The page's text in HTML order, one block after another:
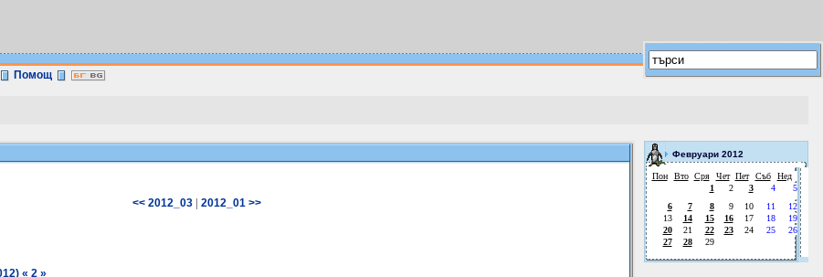
Помощ
<< 2012_03 | 2012_01 >>
« 2 »
Февруари 2012
Пон Вто Сря Чет Пет Съб
Нед
1
2 3 4
5
6
7 8 9 10 11
12
13
14 15 16 17 18
19
20
21 22 23 24 25
26
27
28 29